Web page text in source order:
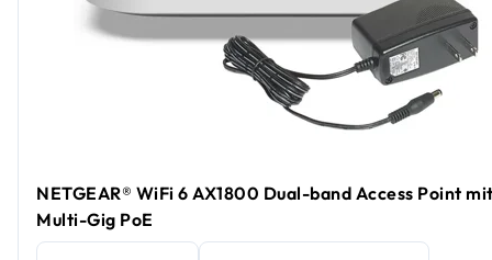
NETGEAR® WiFi 6 AX1800 Dual-band Access Point
Multi-Gig PoE